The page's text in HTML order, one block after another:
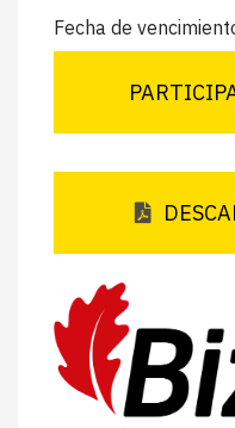
Fecha de